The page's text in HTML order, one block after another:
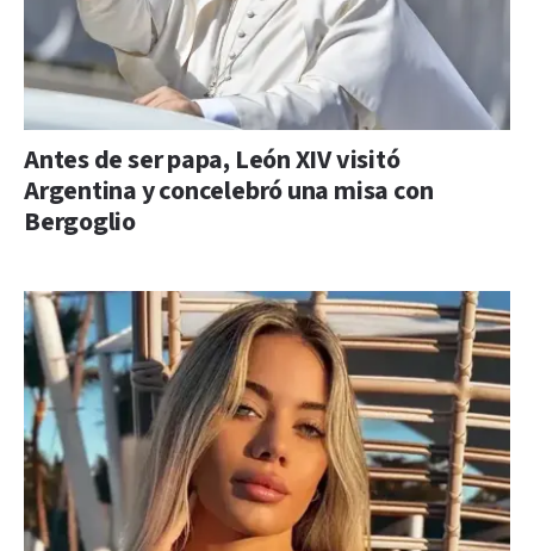
Antes de ser papa, León XIV visitó
Argentina y concelebró una misa con
Bergoglio